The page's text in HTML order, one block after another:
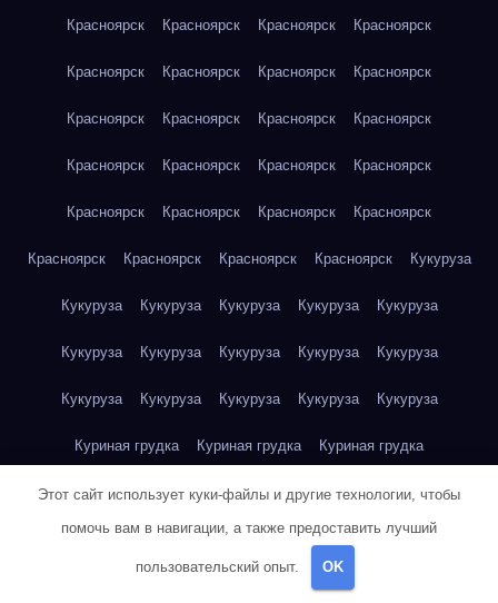
Красноярск Красноярск Красноярск Красноярск
Красноярск Красноярск Красноярск Красноярск
Красноярск Красноярск Красноярск Красноярск
Красноярск Красноярск Красноярск Красноярск
Красноярск Красноярск Красноярск Красноярск
Красноярск Красноярск Красноярск Красноярск Кукуруза
Кукуруза Кукуруза Кукуруза Кукуруза Кукуруза
Кукуруза Кукуруза Кукуруза Кукуруза Кукуруза
Кукуруза Кукуруза Кукуруза Кукуруза Кукуруза
Куриная грудка Куриная грудка Куриная грудка
Куриная грудка Куриная грудка Куриная грудка
Куриная грудка Куриная грудка
Куриное яйцо
Этот сайт использует куки-файлы и другие технологии, чтобы
помочь вам в навигации, а также предоставить лучший
пользовательский опыт. OK